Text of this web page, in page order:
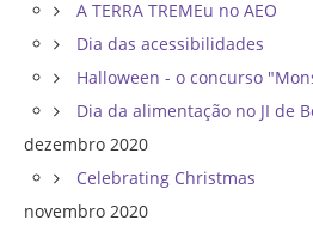
A TERRA TREMEu no AEO
Dia das acessibilidades
Halloween - o concurso
Dia da alimentação no JI de
dezembro 2020
Celebrating Christmas
novembro 2020